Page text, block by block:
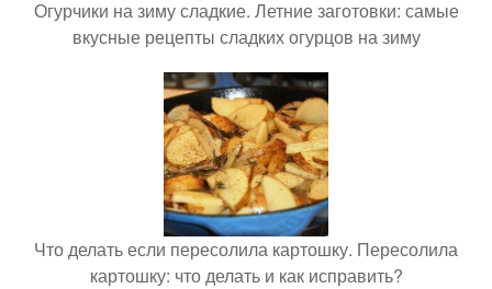
Огурчики на зиму сладкие. Летние заготовки: самые
вкусные рецепты сладких огурцов на зиму
Что делать если пересолила картошку. Пересолила
картошку: что делать и как исправить?